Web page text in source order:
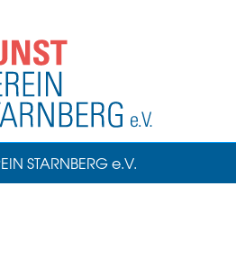
STARNBERG e.V.